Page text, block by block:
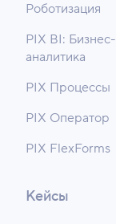
Роботизация
PIX BI: Бизнес-
аналитика
PIX Процессы
PIX Оператор
PIX FlexForms
Кейсы